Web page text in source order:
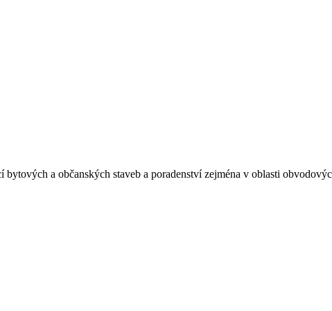
a občanských staveb a poradenství zejména v oblasti